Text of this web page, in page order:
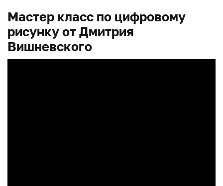
Мастер класс по цифровому
рисунку от Дмитрия
Вишневского